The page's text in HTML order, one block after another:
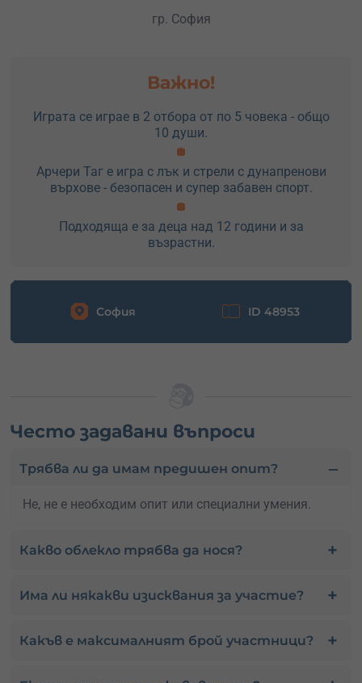
гр. София
Важно!
Играта се играе в 2 отбора от по 5 човека - общо
10 души.
Арчери Таг е игра с лък и стрели с дунапренови
върхове - безопасен и супер забавен спорт.
Подходяща е за деца над 12 години и за
възрастни.
София ID 48953
Често задавани въпроси
Трябва ли да имам предишен опит?
Не, не е необходим опит или специални умения.
Какво облекло трябва да нося?
Има ли някакви изисквания за участие?
Какъв е максималният брой участници?